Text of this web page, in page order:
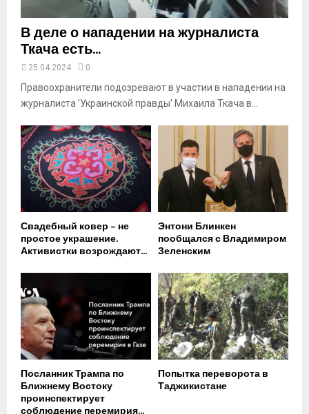
В деле о нападении на журналиста
Ткача есть...
25.04.2024 0
Правоохранители подозревают в участии в нападении на
журналиста 'Украинской правды' Михаила Ткача в...
Свадебный ковер – не
простое украшение.
Активистки возрождают...
Энтони Блинкен
пообщался с Владимиром
Зеленским
Посланник Трампа по
Ближнему Востоку
проинспектирует
Попытка переворота в
Таджикистане